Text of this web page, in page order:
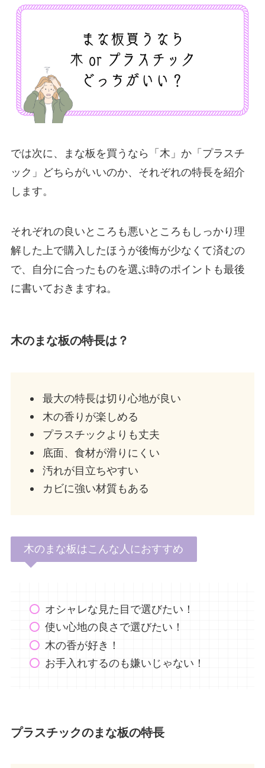
では次に、まな板を買うなら「木」か「プラスチ
ック」どちらがいいのか、それぞれの特長を紹介
します。
それぞれの良いところも悪いところもしっかり理
解した上で購入したほうが後悔が少なくて済むの
で、自分に合ったものを選ぶ時のポイントも最後
に書いておきますね。
木のまな板の特長は？
最大の特長は切り心地が良い
木の香りが楽しめる
プラスチックよりも丈夫
底面、食材が滑りにくい
汚れが目立ちやすい
カビに強い材質もある
木のまな板はこんな人におすすめ
オシャレな見た目で選びたい！
使い心地の良さで選びたい！
木の香が好き！
お手入れするのも嫌いじゃない！
プラスチックのまな板の特長